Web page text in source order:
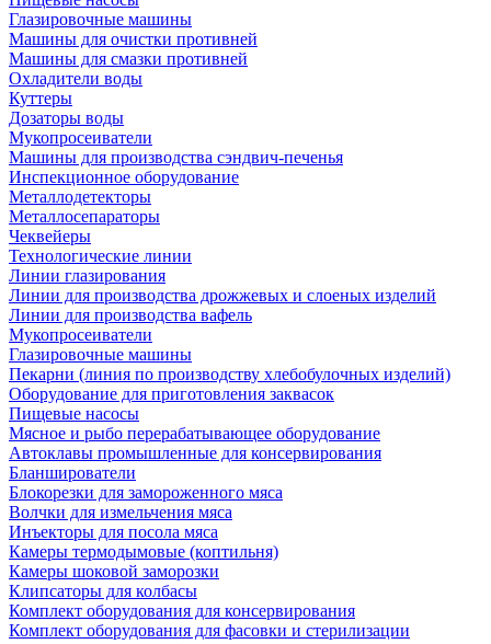
Глазировочные машины
Машины для очистки противней
Машины для смазки противней
Охладители воды
Куттеры
Дозаторы воды
Мукопросеиватели
Машины для производства сэндвич-печенья
Инспекционное оборудование
Металлодетекторы
Металлосепараторы
Чеквейеры
Технологические линии
Линии глазирования
Линии для производства дрожжевых и слоеных изделий
Линии для производства вафель
Мукопросеиватели
Глазировочные машины
Пекарни (линия по производству хлебобулочных изделий)
Оборудование для приготовления заквасок
Пищевые насосы
Мясное и рыбо перерабатывающее оборудование
Автоклавы промышленные для консервирования
Бланширователи
Блокорезки для замороженного мяса
Волчки для измельчения мяса
Инъекторы для посола мяса
Камеры термодымовые (коптильня)
Камеры шоковой заморозки
Клипсаторы для колбасы
Комплект оборудования для консервирования
Комплект оборудования для фасовки и стерилизации